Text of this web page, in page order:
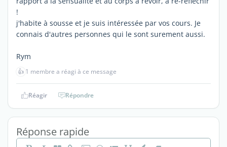
!
j'habite à sousse et je suis intéressée par vos cours. Je
connais d'autres personnes qui le sont surement aussi.
Rym
👍 1 membre a réagi à ce message
Réagir Répondre
Réponse rapide